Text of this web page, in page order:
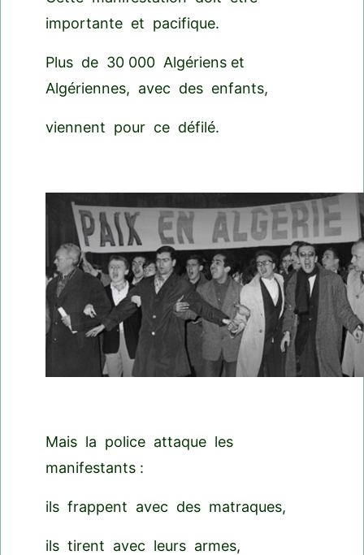
importante et pacifique.
Plus de 30 000 Algériens et
Algériennes, avec des enfants,
viennent pour ce défilé.
Mais la police attaque les
manifestants :
ils frappent avec des matraques,
ils tirent avec leurs armes,